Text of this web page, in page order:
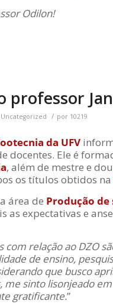
Odilon!
professor
Uncategorized / por 10219
da UFV
docentes. Ele é
, além de mestre e
os títulos obtidos na
área de Produção
as expectativas e
com relação ao DZO
de ensino,
que busco
me sinto lisonjeado
gratificante.”